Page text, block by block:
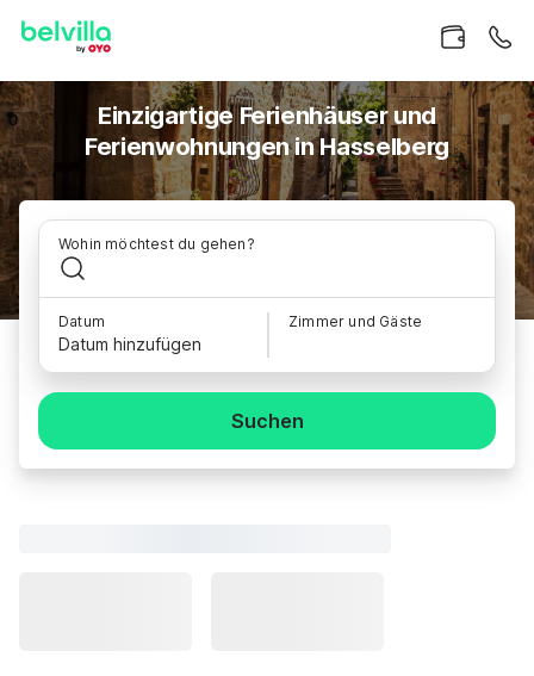
Einzigartige Ferienhäuser und
Ferienwohnungen in Hasselberg
Wohin möchtest du gehen?
Datum
Datum hinzufügen
Zimmer und Gäste
Suchen